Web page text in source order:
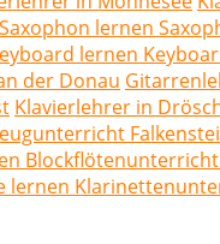
Saxophon lernen
lernen
der Donau
Klavierlehrer in
lernen